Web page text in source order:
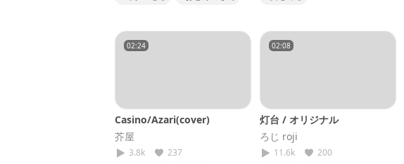
02:24
Casino/Azari(cover)
芥屋
3.8k
237
02:08
灯台 / オリジナル
ろじ roji
11.6k
200